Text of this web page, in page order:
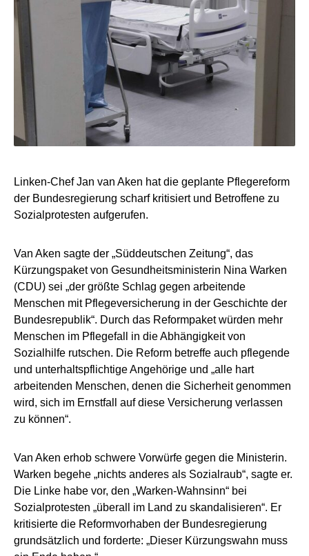
Linken-Chef Jan van Aken hat die geplante Pflegereform
der Bundesregierung scharf kritisiert und Betroffene zu
Sozialprotesten aufgerufen.
Van Aken sagte der „Süddeutschen Zeitung“, das
Kürzungspaket von Gesundheitsministerin Nina Warken
(CDU) sei „der größte Schlag gegen arbeitende
Menschen mit Pflegeversicherung in der Geschichte der
Bundesrepublik“. Durch das Reformpaket würden mehr
Menschen im Pflegefall in die Abhängigkeit von
Sozialhilfe rutschen. Die Reform betreffe auch pflegende
und unterhaltspflichtige Angehörige und „alle hart
arbeitenden Menschen, denen die Sicherheit genommen
wird, sich im Ernstfall auf diese Versicherung verlassen
zu können“.
Van Aken erhob schwere Vorwürfe gegen die Ministerin.
Warken begehe „nichts anderes als Sozialraub“, sagte er.
Die Linke habe vor, den „Warken-Wahnsinn“ bei
Sozialprotesten „überall im Land zu skandalisieren“. Er
kritisierte die Reformvorhaben der Bundesregierung
grundsätzlich und forderte: „Dieser Kürzungswahn muss